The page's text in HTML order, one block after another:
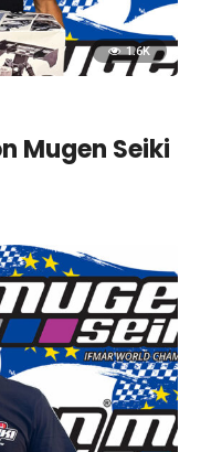
1.6K
Mugen Seiki